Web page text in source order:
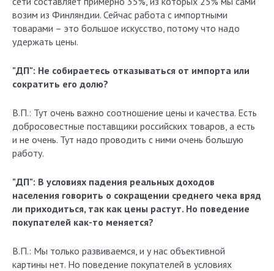
возим из Финляндии. Сейчас работа с импортными
товарами – это большое искусство, потому что надо
удержать цены.
"ДП": Не собираетесь отказываться от импорта или
сократить его долю?
В.П.: Тут очень важно соотношение цены и качества. Есть
добросовестные поставщики российских товаров, а есть
и не очень. Тут надо проводить с ними очень большую
работу.
"ДП": В условиях падения реальных доходов
населения говорить о сокращении среднего чека вряд
ли приходиться, так как цены растут. Но поведение
покупателей как-то меняется?
В.П.: Мы только развиваемся, и у нас объективной
картины нет. Но поведение покупателей в условиях